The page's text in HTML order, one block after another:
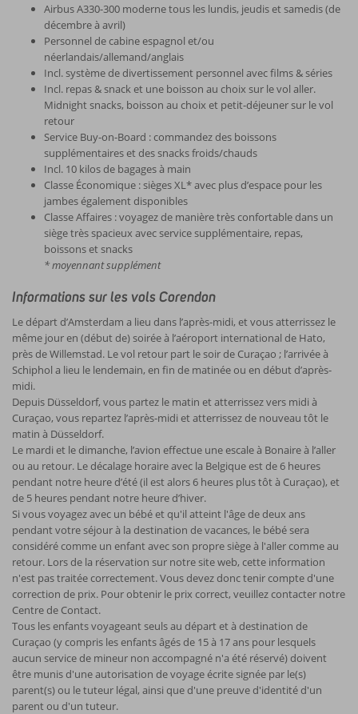
Airbus A330-300 moderne tous les lundis, jeudis et samedis (de
décembre à avril)
Personnel de cabine espagnol et/ou
néerlandais/allemand/anglais
Incl. système de divertissement personnel avec films & séries
Incl. repas & snack et une boisson au choix sur le vol aller.
Midnight snacks, boisson au choix et petit-déjeuner sur le vol
retour
Service Buy-on-Board : commandez des boissons
supplémentaires et des snacks froids/chauds
Incl. 10 kilos de bagages à main
Classe Économique : sièges XL* avec plus d’espace pour les
jambes également disponibles
Classe Affaires : voyagez de manière très confortable dans un
siège très spacieux avec service supplémentaire, repas,
boissons et snacks
* moyennant supplément
Informations sur les vols Corendon
Le départ d’Amsterdam a lieu dans l’après-midi, et vous atterrissez le
même jour en (début de) soirée à l’aéroport international de Hato,
près de Willemstad. Le vol retour part le soir de Curaçao ; l’arrivée à
Schiphol a lieu le lendemain, en fin de matinée ou en début d’après-
midi.
Depuis Düsseldorf, vous partez le matin et atterrissez vers midi à
Curaçao, vous repartez l’après-midi et atterrissez de nouveau tôt le
matin à Düsseldorf.
Le mardi et le dimanche, l’avion effectue une escale à Bonaire à l’aller
ou au retour. Le décalage horaire avec la Belgique est de 6 heures
pendant notre heure d’été (il est alors 6 heures plus tôt à Curaçao), et
de 5 heures pendant notre heure d’hiver.
Si vous voyagez avec un bébé et qu'il atteint l'âge de deux ans
pendant votre séjour à la destination de vacances, le bébé sera
considéré comme un enfant avec son propre siège à l'aller comme au
retour. Lors de la réservation sur notre site web, cette information
n'est pas traitée correctement. Vous devez donc tenir compte d'une
correction de prix. Pour obtenir le prix correct, veuillez contacter notre
Centre de Contact.
Tous les enfants voyageant seuls au départ et à destination de
Curaçao (y compris les enfants âgés de 15 à 17 ans pour lesquels
aucun service de mineur non accompagné n'a été réservé) doivent
être munis d'une autorisation de voyage écrite signée par le(s)
parent(s) ou le tuteur légal, ainsi que d'une preuve d'identité d'un
parent ou d'un tuteur.